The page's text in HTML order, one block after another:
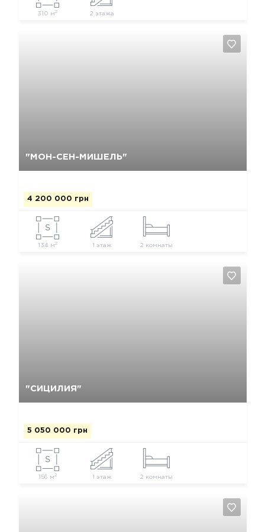
310 м 2 2 этажа
"МОН-СЕН-МИШЕЛЬ"
4 200 000 грн
134 м 2 1 этаж 2 комнаты
"СИЦИЛИЯ"
5 050 000 грн
156 м 2 1 этаж 2 комнаты